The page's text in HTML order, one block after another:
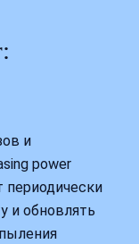
и
power
периодически
и обновлять